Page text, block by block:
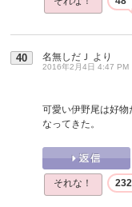
40 名無しだＪ より
2016年2月4日 4:47 PM
可愛い伊野尾は好物
なってきた。
それな！ 232